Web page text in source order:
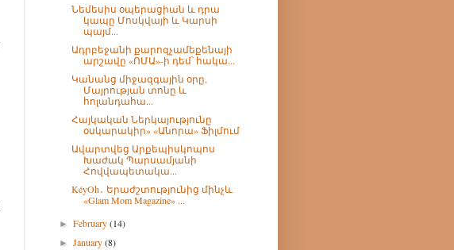
Նեմեսիս օպերացիան և դրա
կապը Մոսկվայի և Կարսի
պայմ...
Ադրբեջանի քարոզչամեքենայի
արշավը «ՈՄԱ»-ի դեմ՝ հակա...
Կանանց միջազգային օրը,
Մայրության տոնը և
հոլանդահա...
Հայկական Ներկայությունը
օսկարակիր» «Անորա» Ֆիլմում
Ավարտվեց Արքեպիսկոպոս
Խաժակ Պարսամյանի
Հովվապետակա...
KéyOh․ Երաժշտությունից մինչև
«Glam Mom Magazine» ...
►February(14)
►January(8)